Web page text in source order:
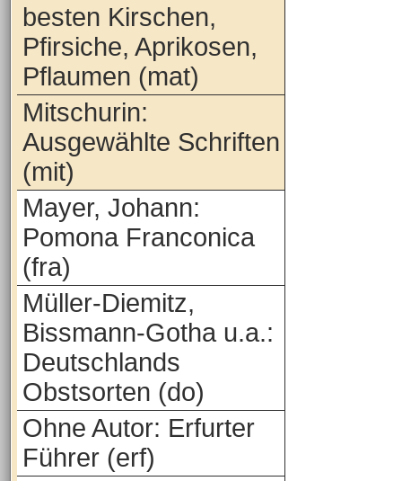
besten Kirschen,
Pfirsiche, Aprikosen,
Pflaumen (mat)
Mitschurin:
Ausgewählte Schriften
(mit)
Mayer, Johann:
Pomona Franconica
(fra)
Müller-Diemitz,
Bissmann-Gotha u.a.:
Deutschlands
Obstsorten (do)
Ohne Autor: Erfurter
Führer (erf)